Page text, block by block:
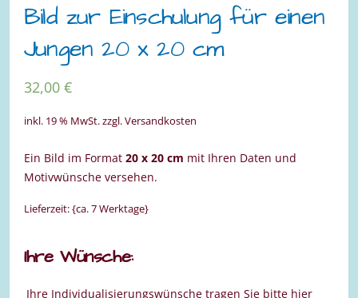
Bild zur Einschulung für einen
Jungen 20 x 20 cm
32,00 €
inkl. 19 % MwSt.zzgl. Versandkosten
Ein Bild im Format 20 x 20 cm mit Ihren Daten und
Motivwünsche versehen.
Lieferzeit: {ca. 7 Werktage}
Ihre Wünsche:
Ihre Individualisierungswünsche tragen Sie bitte hier